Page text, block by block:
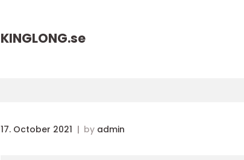
KINGLONG.se
17. October 2021 by admin